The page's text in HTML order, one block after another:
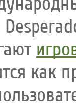
как